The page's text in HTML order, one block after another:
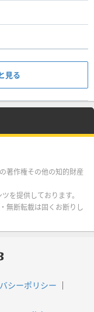
見る
著作権その他の知的財産
を提供しております。
無断転載は固くお断りし
シーポリシー